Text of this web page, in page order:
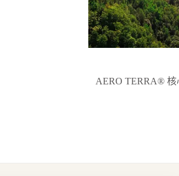
AERO TERRA®